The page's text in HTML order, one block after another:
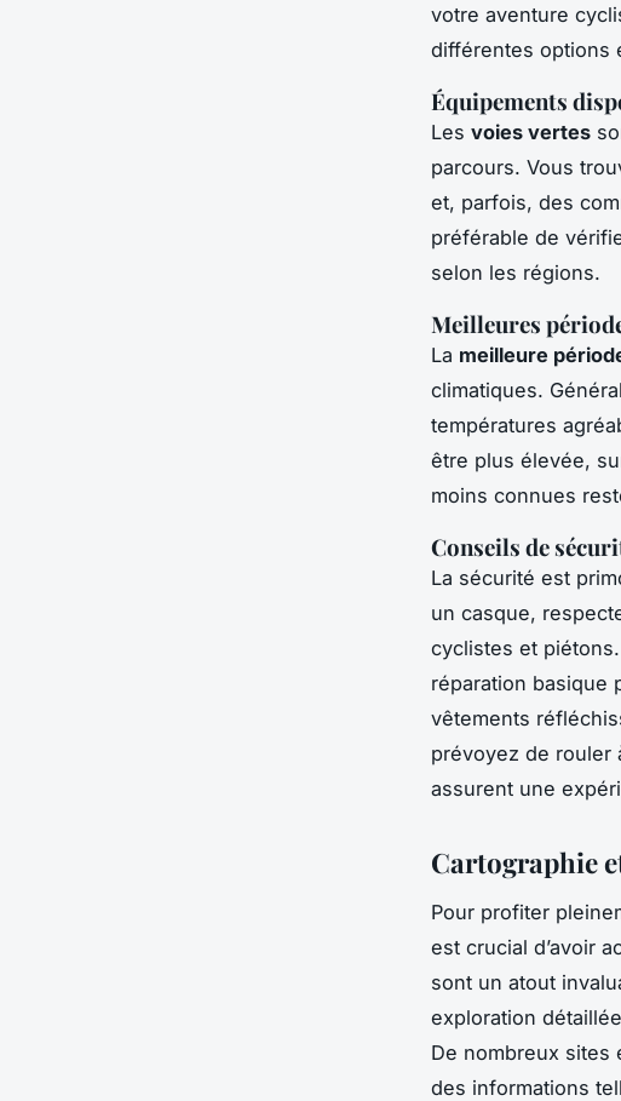
votre aventure
différentes options
Équipements
Les voies vertes
parcours. Vous
et, parfois, des
préférable de
selon les régions.
Meilleures
La meilleure
climatiques.
températures
être plus élevée,
moins connues
Conseils de
La sécurité est
un casque,
cyclistes et
réparation basique
vêtements
prévoyez de rouler
assurent une
Cartographie
Pour profiter
est crucial d’avoir
sont un atout
exploration
De nombreux sites
des informations